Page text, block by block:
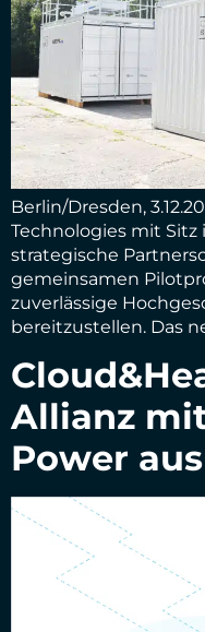
Berlin/Dresden,
Technologies mit Sitz
strategische
gemeinsamen
zuverlässige
bereitzustellen. Das
Allianz
Power